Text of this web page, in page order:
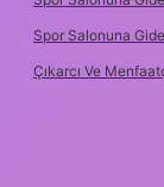
Spor Salonuna
Çıkarcı Ve